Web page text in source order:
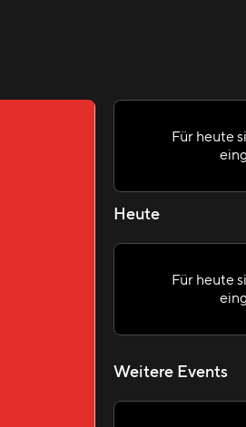
Für heute
Heute
Für heute
Weitere Events